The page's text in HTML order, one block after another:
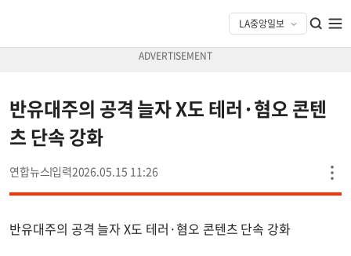
반유대주의 공격 늘자 X도 테러·혐오 콘텐
츠 단속 강화
연합뉴스 2026.05.15 11:26
반유대주의 공격 늘자 X도 테러·혐오 콘텐츠 단속 강화